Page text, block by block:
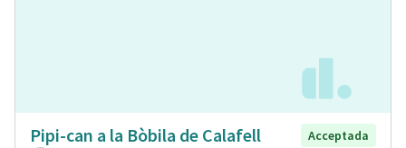
Pipi-can a la Bòbila de Calafell
Acceptada